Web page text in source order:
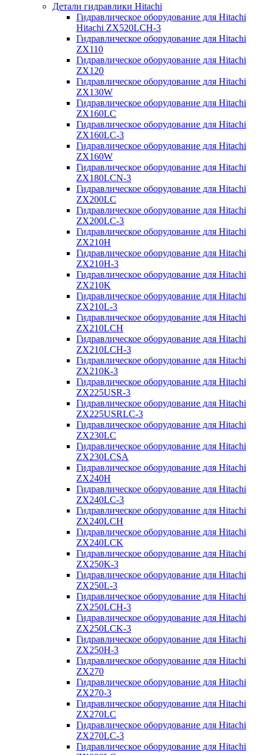
Детали гидравлики Hitachi
Гидравлическое оборудование для Hitachi
Hitachi ZX520LCH-3
Гидравлическое оборудование для Hitachi
ZX110
Гидравлическое оборудование для Hitachi
ZX120
Гидравлическое оборудование для Hitachi
ZX130W
Гидравлическое оборудование для Hitachi
ZX160LC
Гидравлическое оборудование для Hitachi
ZX160LC-3
Гидравлическое оборудование для Hitachi
ZX160W
Гидравлическое оборудование для Hitachi
ZX180LCN-3
Гидравлическое оборудование для Hitachi
ZX200LC
Гидравлическое оборудование для Hitachi
ZX200LC-3
Гидравлическое оборудование для Hitachi
ZX210H
Гидравлическое оборудование для Hitachi
ZX210H-3
Гидравлическое оборудование для Hitachi
ZX210K
Гидравлическое оборудование для Hitachi
ZX210L-3
Гидравлическое оборудование для Hitachi
ZX210LCH
Гидравлическое оборудование для Hitachi
ZX210LCH-3
Гидравлическое оборудование для Hitachi
ZX210К-3
Гидравлическое оборудование для Hitachi
ZX225USR-3
Гидравлическое оборудование для Hitachi
ZX225USRLC-3
Гидравлическое оборудование для Hitachi
ZX230LC
Гидравлическое оборудование для Hitachi
ZX230LCSA
Гидравлическое оборудование для Hitachi
ZX240H
Гидравлическое оборудование для Hitachi
ZX240LC-3
Гидравлическое оборудование для Hitachi
ZX240LCH
Гидравлическое оборудование для Hitachi
ZX240LCK
Гидравлическое оборудование для Hitachi
ZX250K-3
Гидравлическое оборудование для Hitachi
ZX250L-3
Гидравлическое оборудование для Hitachi
ZX250LCH-3
Гидравлическое оборудование для Hitachi
ZX250LCK-3
Гидравлическое оборудование для Hitachi
ZX250Н-3
Гидравлическое оборудование для Hitachi
ZX270
Гидравлическое оборудование для Hitachi
ZX270-3
Гидравлическое оборудование для Hitachi
ZX270LC
Гидравлическое оборудование для Hitachi
ZX270LC-3
Гидравлическое оборудование для Hitachi